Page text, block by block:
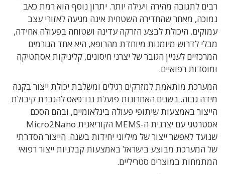
רבים לתגובה מהירה ויעילה יותר. יתרון נוסף הוא רמת כאב
נמוכה, מאחר שהחדירה השטחית אינה מגיעה לאזורי עצב
עמוקים. היכולת לבצע הזרקה עדינה ושטוחה בפעולה אחידה,
מבלי לדרוש מיומנות מיוחדת מהרופא, היא אחד הגורמים
המרכזיים לעניין הגובר של יצרני חיסונים, קליניקות אסתטיקה
ומוסדות רפואיים.
המערכת מותאמת למזרקים רגילים ומשלבת יכולת ייצור בקנה
מידה גבוה. בשנים האחרונות פועלת ננו־פאס להגברת קיבולת
הייצור באמצעות שיתופי פעולה בינלאומיים, ובהם הסכם
אסטרטגי עם יצרנית ה-MEMS הקוריאנית Micro2Nano
שנועד לאפשר ייצור של מיליוני יחידות בשנה. הייצור הסדרתי
של המערכת מבוצע בישראל באמצעות קבלניות ייצור רפואי
המתמחות במוצרים סטריליים.